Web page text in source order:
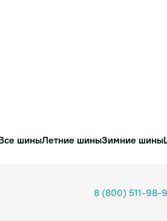
шиныЛетние шиныЗимние шины
8 (800) 511-98-